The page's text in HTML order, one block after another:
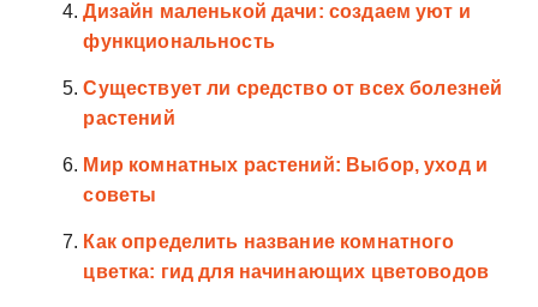
Дизайн маленькой дачи: создаем уют и
функциональность
Существует ли средство от всех болезней
растений
Мир комнатных растений: Выбор, уход и
советы
Как определить название комнатного
цветка: гид для начинающих цветоводов